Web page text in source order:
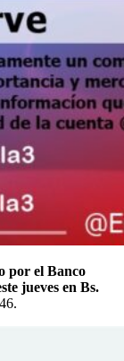
por el Banco
jueves en Bs.